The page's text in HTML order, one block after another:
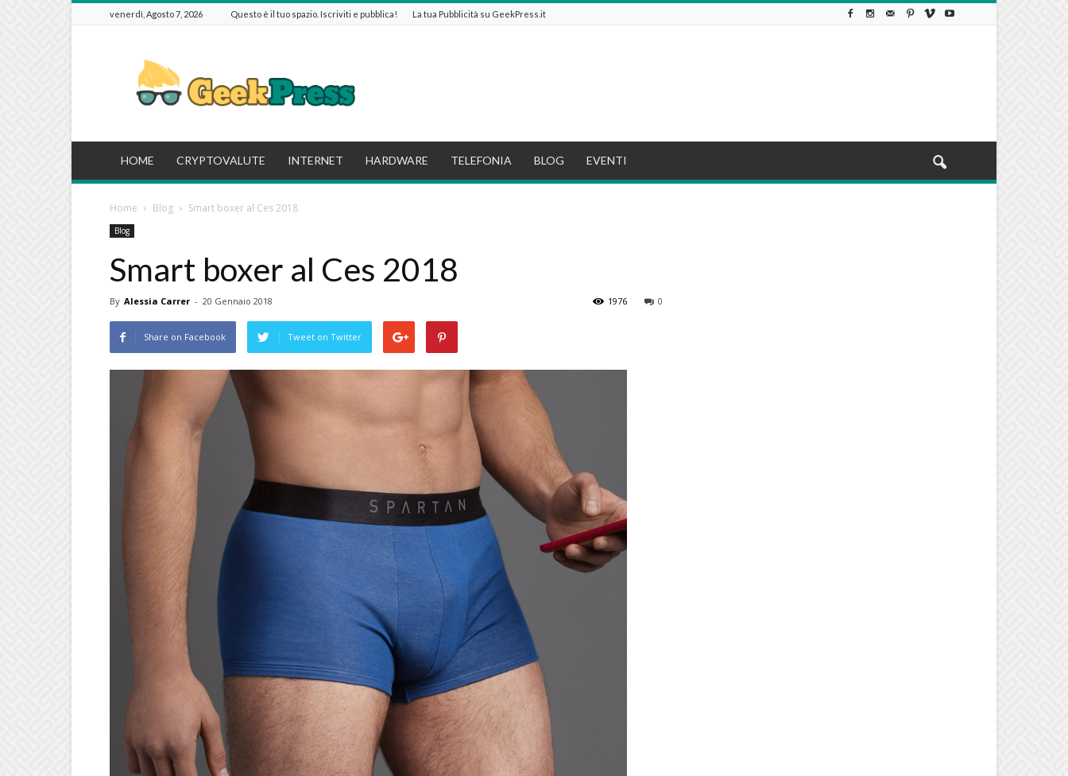
venerdì, Agosto 7, 2026 Questo è il tuo spazio. Iscriviti e pubblica! La tua Pubblicità su GeekPress.it
HOME CRYPTOVALUTE INTERNET HARDWARE TELEFONIA BLOG EVENTI
Home Blog Smart boxer al Ces 2018
Blog
Smart boxer al Ces 2018
By Alessia Carrer - 20 Gennaio 2018 0
1976
Share on Facebook Tweet on Twitter